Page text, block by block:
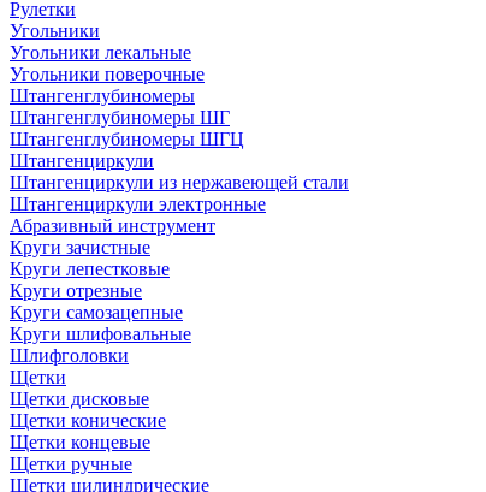
Рулетки
Угольники
Угольники лекальные
Угольники поверочные
Штангенглубиномеры
Штангенглубиномеры ШГ
Штангенглубиномеры ШГЦ
Штангенциркули
Штангенциркули из нержавеющей стали
Штангенциркули электронные
Абразивный инструмент
Круги зачистные
Круги лепестковые
Круги отрезные
Круги самозацепные
Круги шлифовальные
Шлифголовки
Щетки
Щетки дисковые
Щетки конические
Щетки концевые
Щетки ручные
Щетки цилиндрические